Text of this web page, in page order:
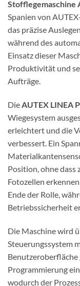
Stofflegemaschine
Spanien von
das präzise
während des
Einsatz dieser
Produktivität und
Aufträge.
Die AUTEX LINEA
Wiegesystem
erleichtert und die
verbessert. Ein
Position, ohne dass
Fotozellen
Ende der Rolle,
Betriebssicherheit
Die Maschine wird
Steuerungssystem
Benutzeroberfläche
Programmierung
wodurch der